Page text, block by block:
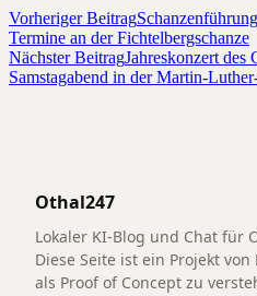
Vorheriger Beitrag
Termine an der Fichtelbergschanze
Nächster BeitragJahreskonzert des
Samstagabend in der Martin-
Othal247
Lokaler KI-Blog und Chat für
Diese Seite ist ein Projekt
als Proof of Concept zu